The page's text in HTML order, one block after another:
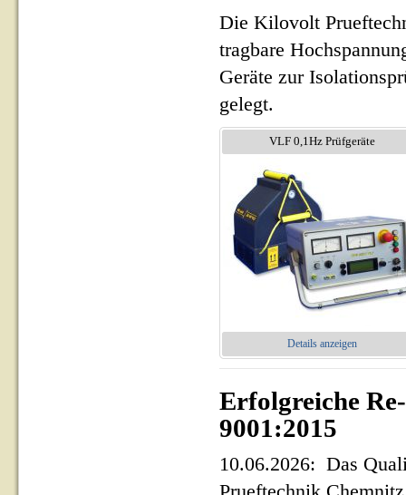
Die Kilovolt
tragbare
Geräte zur
gelegt.
VLF 0,1Hz Prüfgeräte
Details anzeigen
Erfolgreiche
9001:2015
10.06.2026: Das